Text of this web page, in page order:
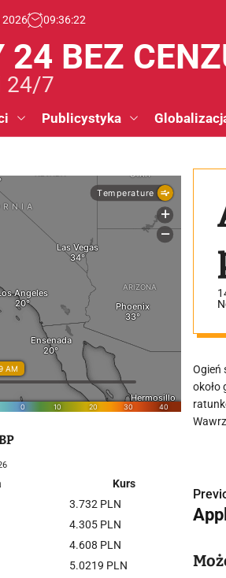
2026 09:36:23
24 BEZ
24/7
Publicystyka
Ogień
około
a
i
Kurs
3.732 PLN
4.305 PLN
4.608 PLN
5.0219 PLN